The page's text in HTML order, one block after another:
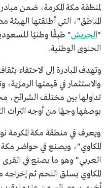
لمنطقة مكة المكرمة، ضمن
"الجريش" طبقًا وطنيًا
الحلوى الوطنية.
وتهدف المبادرة إلى الاحتفاء
والاستثمار في قيمتها الرمزية،
تداولها بين مختلف الشرائح،
بوصفها وجهًا من أوجه التراث
ويعرف في منطقة مكة المكرمة
المكاوي"، ويصنع في حواضر
العربي" وهو ما يصنع في القرى
المكاوي بسلق اللحم ثم إخراجه